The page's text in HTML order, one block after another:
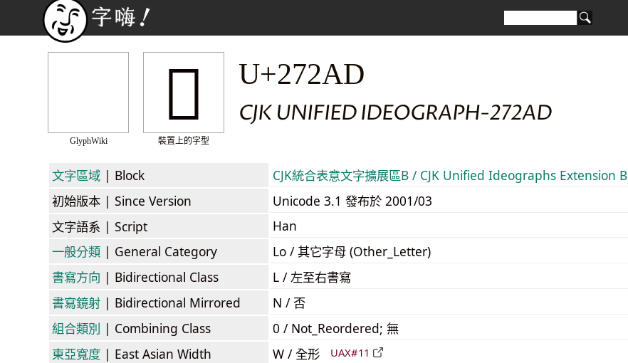
GlyphWiki
𧊭
裝置上的字型
U+272AD
CJK UNIFIED IDEOGRAPH-272AD
文字區域 | Block CJK統合表意文字擴展區B / CJK Unified Ideographs Extension B
初始版本 | Since Version
Unicode 3.1 發布於 2001/03
文字語系 | Script
Han
一般分類 | General Category
Lo / 其它字母 (Other_Letter)
書寫方向 | Bidirectional Class
L / 左至右書寫
書寫鏡射 | Bidirectional Mirrored
N / 否
組合類別 | Combining Class
0 / Not_Reordered; 無
東亞寬度 | East Asian Width W / 全形 UAX#11